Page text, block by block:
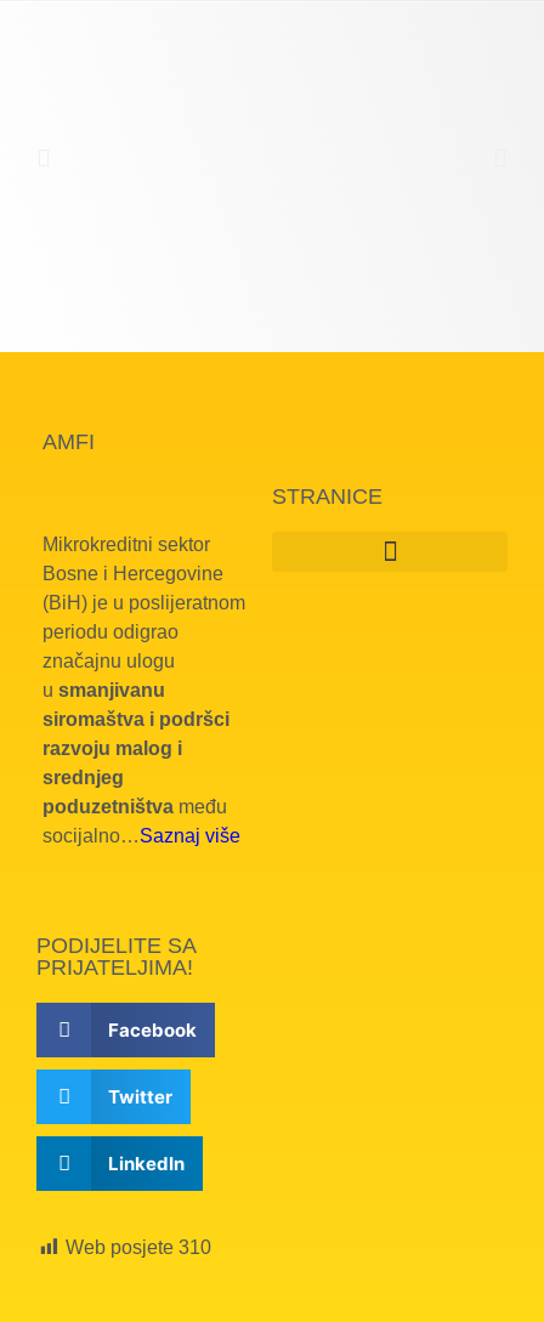
AMFI
Mikrokreditni sektor
Bosne i Hercegovine
(BiH) je u poslijeratnom
periodu odigrao
značajnu ulogu
u smanjivanu
siromaštva i podršci
razvoju malog i
srednjeg
poduzetništva među
socijalno…Saznaj više
STRANICE
PODIJELITE SA
PRIJATELJIMA!
Facebook
Twitter
LinkedIn
Web posjete 310